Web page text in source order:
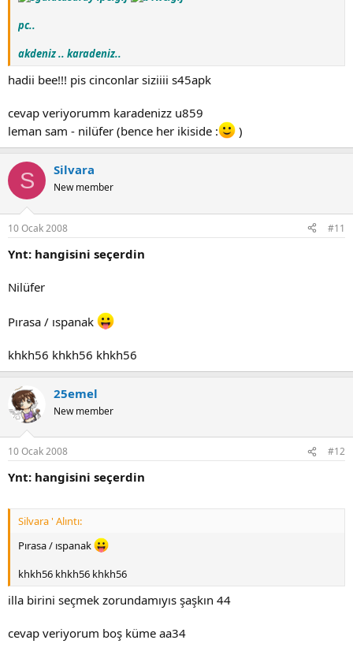
pc..
akdeniz .. karadeniz..
hadii bee!!! pis cinconlar siziiii s45apk
cevap veriyorumm karadenizz u859
leman sam - nilüfer (bence her ikiside :
)
S Silvara
New member
10 Ocak 2008 #11
Ynt: hangisini seçerdin
Nilüfer
Pırasa / ıspanak
khkh56 khkh56 khkh56
25emel
New member
10 Ocak 2008 #12
Ynt: hangisini seçerdin
Silvara ' Alıntı:
Pırasa / ıspanak
khkh56 khkh56 khkh56
illa birini seçmek zorundamıyıs şaşkın 44
cevap veriyorum boş küme aa34